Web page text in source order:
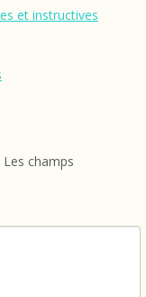
et instructives
Les champs